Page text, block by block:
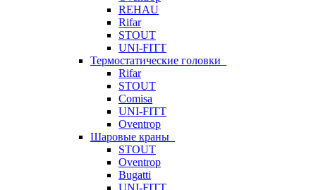
REHAU
Rifar
STOUT
UNI-FITT
Термостатические головки
Rifar
STOUT
Comisa
UNI-FITT
Oventrop
Шаровые краны
STOUT
Oventrop
Bugatti
UNI-FITT